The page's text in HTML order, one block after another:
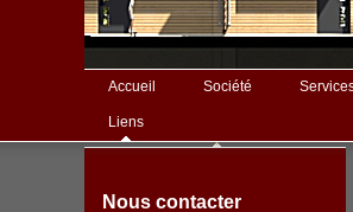
Accueil Société
Liens
Nous contacter